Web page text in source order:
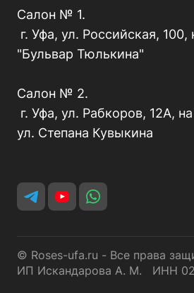
Салон № 1.
г. Уфа, ул. Российская, 100,
"Бульвар Тюлькина"
Салон № 2.
г. Уфа, ул. Рабкоров, 12А,
ул. Степана Кувыкина
© Roses-ufa.ru - Все права
ИП Искандарова А. М. ИНН